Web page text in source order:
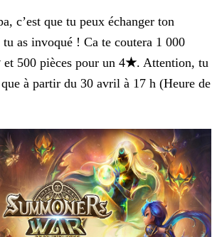
c’est que tu peux échanger ton
tu as invoqué ! Ca te coutera 1 000
et 500 pièces pour un 4★. Attention, tu
à partir du 30 avril à 17 h (Heure de